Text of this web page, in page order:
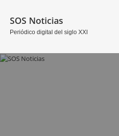
SOS Noticias
Periódico digital del siglo XXI